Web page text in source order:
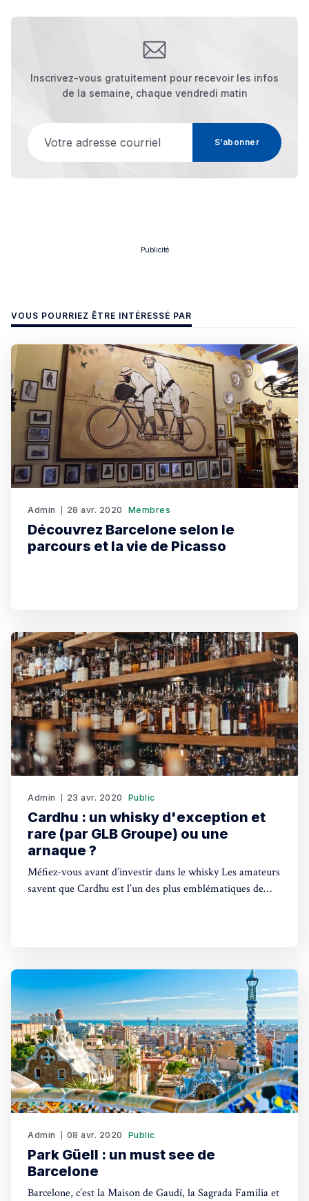
Inscrivez-vous gratuitement pour recevoir les infos
de la semaine, chaque vendredi matin
S’abonner
Publicité
VOUS POURRIEZ ÊTRE INTÉRESSÉ PAR
Admin 28 avr. 2020 Membres
Découvrez Barcelone selon le
parcours et la vie de Picasso
Admin 23 avr. 2020 Public
Cardhu : un whisky d'exception et
rare (par GLB Groupe) ou une
arnaque ?
Méfiez-vous avant d’investir dans le whisky Les amateurs
savent que Cardhu est l’un des plus emblématiques de
Admin 08 avr. 2020 Public
Park Güell : un must see de
Barcelone
Barcelone, c’est la Maison de Gaudí, la Sagrada Familia et